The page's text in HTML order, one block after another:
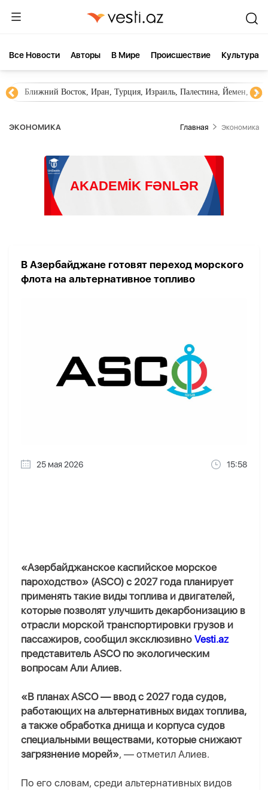
Все Новости Aвторы В Мире Происшествие Культура
Ближний Восток, Иран, Турция, Израиль, Палестина, Йемен,
ЭКОНОМИКА Главная Экономика
В Азербайджане готовят переход морского
флота на альтернативное топливо
25 мая 2026 15:58
«Азербайджанское каспийское морское
пароходство» (ASCO) с 2027 года планирует
применять такие виды топлива и двигателей,
которые позволят улучшить декарбонизацию в
отрасли морской транспортировки грузов и
пассажиров, сообщил эксклюзивно Vesti.az
представитель ASCO по экологическим
вопросам Али Алиев.
«В планах ASCO — ввод с 2027 года судов,
работающих на альтернативных видах топлива,
а также обработка днища и корпуса судов
специальными веществами, которые снижают
загрязнение морей», — отметил Алиев.
По его словам, среди альтернативных видов